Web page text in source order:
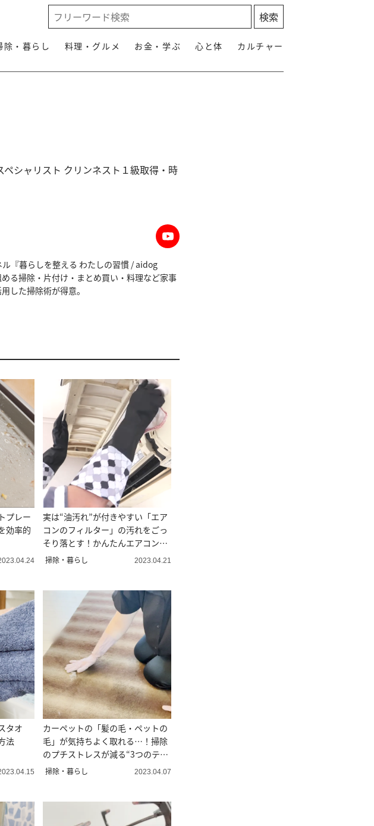
除・暮らし 料理・グルメ お金・学ぶ 心と体 カルチャー
シャリスト クリンネスト１級取得・時
『暮らしを整える わたしの習慣 / aidog
る掃除・片付け・まとめ買い・料理など家事
した掃除術が得意。
プレー
効率的
実は“油汚れ”が付きやすい「エア
コンのフィルター」の汚れをごっ
そり落とす！かんたんエアコン掃
除術
掃除・暮らし 2023.04.21
タオ
法
カーペットの「髪の毛・ペットの
毛」が気持ちよく取れる…！掃除
のプチストレスが減る“3つのテク
ニック”
掃除・暮らし 2023.04.07